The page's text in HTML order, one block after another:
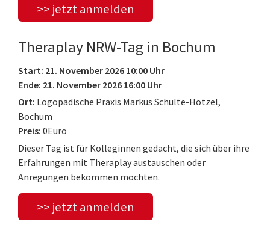
>> jetzt anmelden
Theraplay NRW-Tag in Bochum
Start: 21. November 2026 10:00 Uhr
Ende: 21. November 2026 16:00 Uhr
Ort: Logopädische Praxis Markus Schulte-Hötzel,
Bochum
Preis: 0Euro
Dieser Tag ist für Kolleginnen gedacht, die sich über ihre
Erfahrungen mit Theraplay austauschen oder
Anregungen bekommen möchten.
>> jetzt anmelden